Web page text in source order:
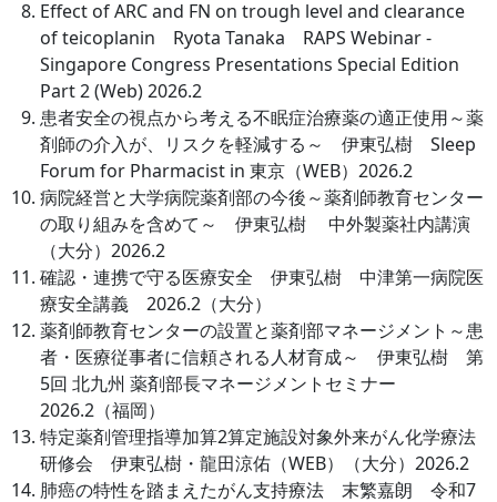
Effect of ARC and FN on trough level and clearance
of teicoplanin Ryota Tanaka RAPS Webinar -
Singapore Congress Presentations Special Edition
Part 2 (Web) 2026.2
患者安全の視点から考える不眠症治療薬の適正使用～薬
剤師の介入が、リスクを軽減する～ 伊東弘樹 Sleep
Forum for Pharmacist in 東京（WEB）2026.2
病院経営と大学病院薬剤部の今後～薬剤師教育センター
の取り組みを含めて～ 伊東弘樹 中外製薬社内講演
（大分）2026.2
確認・連携で守る医療安全 伊東弘樹 中津第一病院医
療安全講義 2026.2（大分）
薬剤師教育センターの設置と薬剤部マネージメント～患
者・医療従事者に信頼される人材育成～ 伊東弘樹 第
5回 北九州 薬剤部長マネージメントセミナー
2026.2（福岡）
特定薬剤管理指導加算2算定施設対象外来がん化学療法
研修会 伊東弘樹・龍田涼佑（WEB）（大分）2026.2
肺癌の特性を踏まえたがん支持療法 末繁嘉朗 令和7